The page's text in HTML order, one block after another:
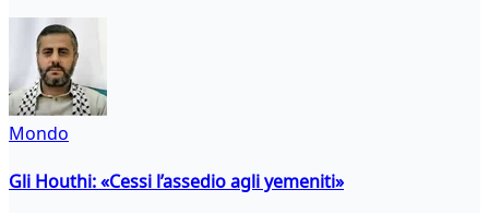
Mondo
Gli Houthi: «Cessi l’assedio agli yemeniti»